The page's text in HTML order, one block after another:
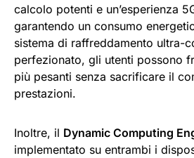
calcolo potenti e un’esperienza
garantendo un consumo
sistema di raffreddamento ultra-
perfezionato, gli utenti possono
più pesanti senza sacrificare il
prestazioni.
Inoltre, il Dynamic Computing
implementato su entrambi i